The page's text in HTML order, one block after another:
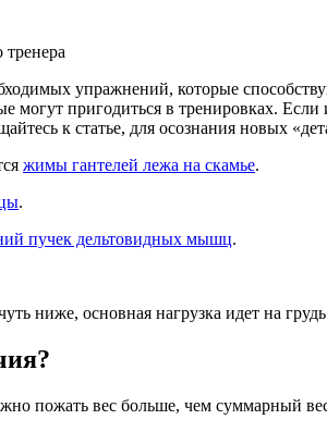
упражнений, которые
могут пригодиться в тренировках.
к статье, для осознания новых
жимы гантелей лежа на скамье.
.
пучек дельтовидных мышц.
ниже, основная нагрузка идет на
пожать вес больше, чем суммарный вес